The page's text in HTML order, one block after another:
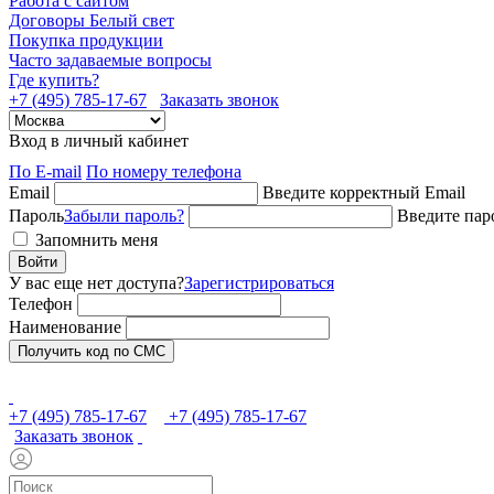
Договоры Белый свет
Покупка продукции
Часто задаваемые вопросы
Где купить?
+7 (495) 785-17-67
Заказать звонок
Вход в личный кабинет
По E-mail По номеру телефона
Email
Введите корректный Email
ПарольЗабыли пароль?
Введите
Запомнить меня
Войти
У вас еще нет доступа?Зарегистрироваться
Телефон
Наименование
Получить код по СМС
+7 (495) 785-17-67
+7 (495) 785-17-67
Заказать звонок